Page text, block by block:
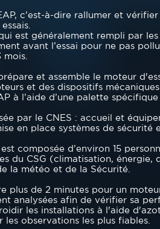
c’est-à-dire rallumer et
est généralement rempli par
avant l’essai pour ne pas
et assemble le moteur
et des dispositifs
à l’aide d’une palette
par le CNES : accueil et
en place systèmes de
composée d’environ 15
du CSG (climatisation, énergie,
la météo et de la Sécurité.
plus de 2 minutes pour un
analysées afin de vérifier sa
les installations à l'aide
observations les plus fiables.